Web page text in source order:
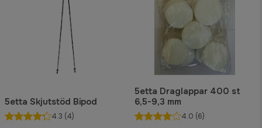
5etta Skjutstöd Bipod
4.3 (4)
5etta Draglappar 400 st
6,5-9,3 mm
4.0 (6)